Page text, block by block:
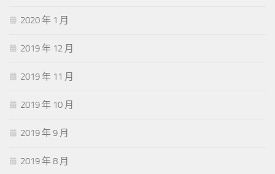
2020 年 1 月
2019 年 12 月
2019 年 11 月
2019 年 10 月
2019 年 9 月
2019 年 8 月